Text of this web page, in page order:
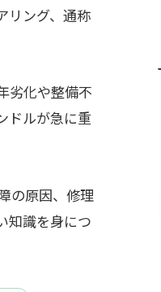
リング、通称
劣化や整備不
ドルが急に重
の原因、修理
知識を身につ